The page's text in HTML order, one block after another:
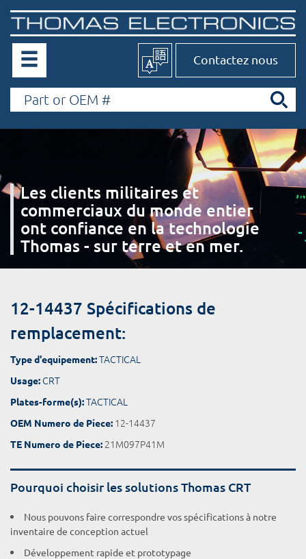
Contactez nous
Les clients militaires et
commerciaux du monde entier
ont confiance en la technologie
Thomas - sur terre et en mer.
12-14437 Spécifications de
remplacement:
Type d'equipement:TACTICAL
Usage: CRT
Plates-forme(s):TACTICAL
OEM Numero de Piece: 12-14437
TE Numero de Piece: 21M097P41M
Pourquoi choisir les solutions Thomas CRT
Nous pouvons faire correspondre vos spécifications à notre
inventaire de conception actuel
Développement rapide et prototypage